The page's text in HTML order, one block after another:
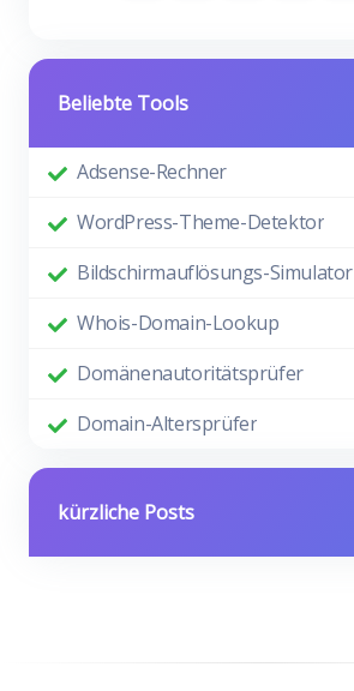
Beliebte Tools
Adsense-Rechner
WordPress-Theme-Detektor
Bildschirmauflösungs-Simulator
Whois-Domain-Lookup
Domänenautoritätsprüfer
Domain-Altersprüfer
kürzliche Posts